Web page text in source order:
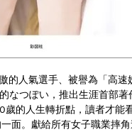
的人氣選手、被譽為「高速
なつぽい，推出生涯首部著
歲的人生轉折點，讀者才能
面。獻給所有女子職業摔